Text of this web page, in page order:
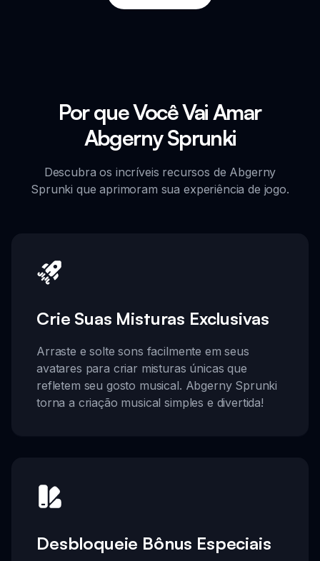
Por que Você Vai Amar
Abgerny Sprunki
Descubra os incríveis recursos de Abgerny
Sprunki que aprimoram sua experiência de jogo.
Crie Suas Misturas Exclusivas
Arraste e solte sons facilmente em seus
avatares para criar misturas únicas que
refletem seu gosto musical. Abgerny Sprunki
torna a criação musical simples e divertida!
Desbloqueie Bônus Especiais